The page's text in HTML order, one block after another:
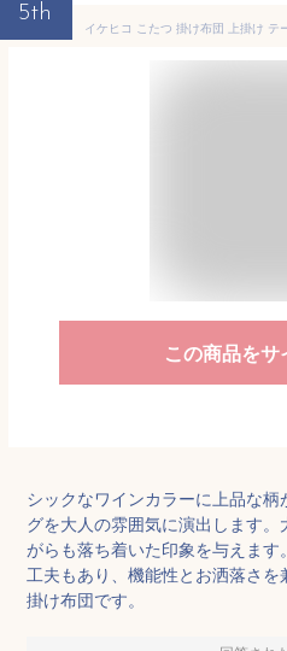
5th
この商品をサ
シックなワインカラーに上品な
グを大人の雰囲気に演出します
がらも落ち着いた印象を与えま
工夫もあり、機能性とお洒落さ
掛け布団です。